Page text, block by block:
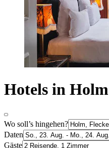
Hotels in Holm
Wo soll’s hingehen?
Daten
Gäste